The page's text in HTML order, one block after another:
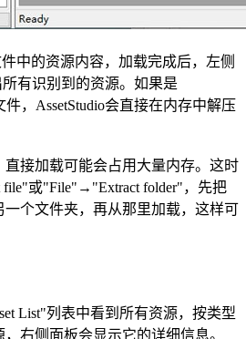
件中的资源内容，加载完成后，左侧
有识别到的资源。如果是
件，AssetStudio会直接在内存中解压
接加载可能会占用大量内存。这时
或"File"→"Extract folder"，先把
个文件夹，再从那里加载，这样可
List"列表中看到所有资源，按类型
右侧面板会显示它的详细信息。